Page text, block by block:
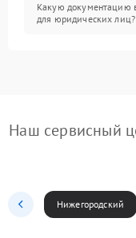
Какую документацию
для юридических лиц?
Наш сервисный
Нижегородский